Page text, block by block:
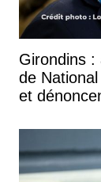
Girondins :
de
et